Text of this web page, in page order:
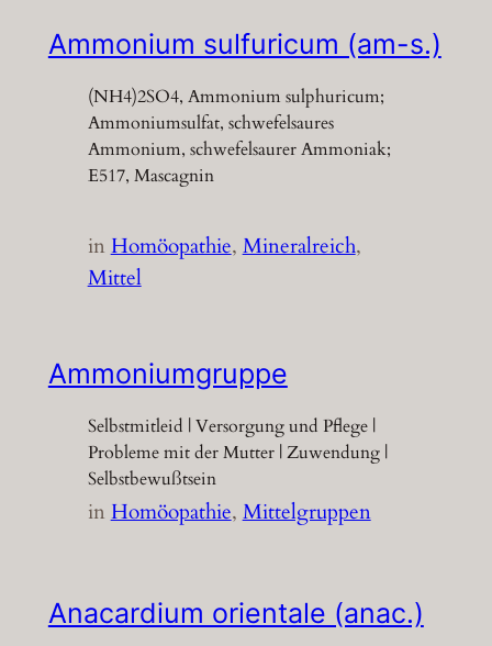
Ammonium sulfuricum (am-s.)
(NH4)2SO4, Ammonium sulphuricum;
Ammoniumsulfat, schwefelsaures
Ammonium, schwefelsaurer Ammoniak;
E517, Mascagnin
inHomöopathie, Mineralreich
Mittel
Ammoniumgruppe
Selbstmitleid | Versorgung und Pflege |
Probleme mit der Mutter | Zuwendung |
Selbstbewußtsein
inHomöopathie, Mittelgruppen
Anacardium orientale (anac.)